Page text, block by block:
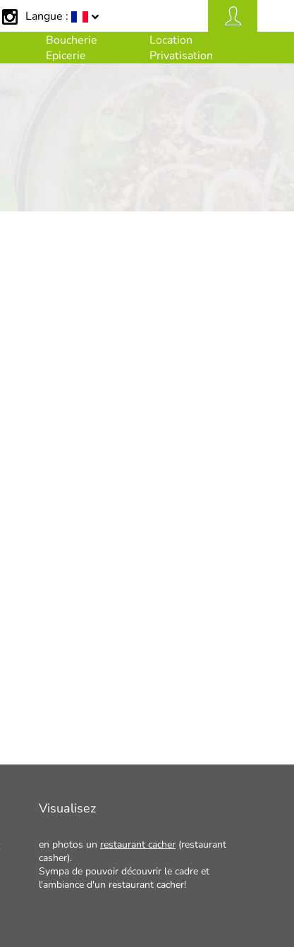
Langue :
Boucherie
Epicerie
Location
Privatisation
Visualisez
en photos un restaurant cacher (restaurant
casher).
Sympa de pouvoir découvrir le cadre et
l'ambiance d'un restaurant cacher!